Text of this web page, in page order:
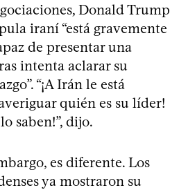
Donald Trump
iraní “está gravemente
de presentar una
intenta aclarar su
“¡A Irán le está
quién es su líder!
saben!”, dijo.
es diferente. Los
ya mostraron su